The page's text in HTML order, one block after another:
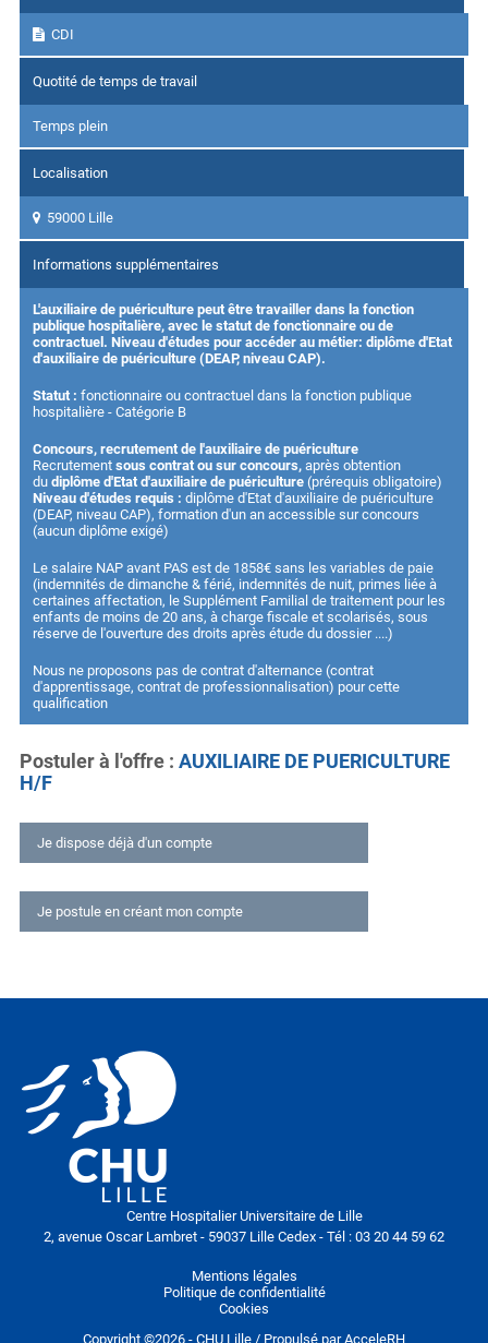
CDI
Quotité de temps de travail
Temps plein
Localisation
59000 Lille
Informations supplémentaires
L'auxiliaire de puériculture peut être travailler dans la fonction
publique hospitalière, avec le statut de fonctionnaire ou de
contractuel. Niveau d'études pour accéder au métier: diplôme d'Etat
d'auxiliaire de puériculture (DEAP, niveau CAP).
Statut : fonctionnaire ou contractuel dans la fonction publique
hospitalière - Catégorie B
Concours, recrutement de l'auxiliaire de puériculture
Recrutement sous contrat ou sur concours, après obtention
du diplôme d'Etat d'auxiliaire de puériculture (prérequis obligatoire)
Niveau d'études requis : diplôme d'Etat d'auxiliaire de puériculture
(DEAP, niveau CAP), formation d'un an accessible sur concours
(aucun diplôme exigé)
Le salaire NAP avant PAS est de 1858€ sans les variables de paie
(indemnités de dimanche & férié, indemnités de nuit, primes liée à
certaines affectation, le Supplément Familial de traitement pour les
enfants de moins de 20 ans, à charge fiscale et scolarisés, sous
réserve de l'ouverture des droits après étude du dossier ....)
Nous ne proposons pas de contrat d'alternance (contrat
d'apprentissage, contrat de professionnalisation) pour cette
qualification
Postuler à l'offre
AUXILIAIRE DE PUERICULTURE
H/F
Je dispose déjà d'un compte
Déjà inscrit ?
Connexion
Rester connecté sur cet ordinateur
Mot de passe oublié ?
Je postule en créant mon compte
Lettre de motivation
Centre Hospitalier Universitaire de Lille
2, avenue Oscar Lambret - 59037 Lille Cedex - Tél : 03 20 44 59 62
Mentions légales
Politique de confidentialité
Cookies
Copyright ©2026 - CHU Lille / Propulsé parAcceleRH